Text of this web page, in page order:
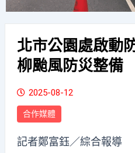
北市公園處啟
柳颱風防災整備
2025-08-12
合作媒體
記者鄭富鈺／綜合報導